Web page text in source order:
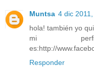
Muntsa 4 dic
hola! también yo
mi
es:http://
Responder